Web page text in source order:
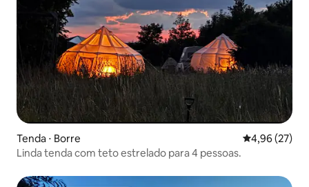
Tenda ⋅ Borre 4,96 de uma
4,96 (27)
Linda tenda com teto estrelado para 4 pessoas.